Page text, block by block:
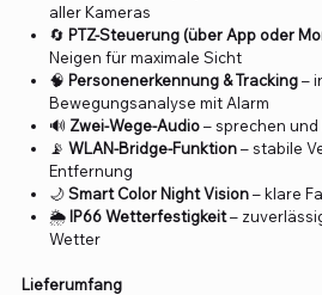
aller Kameras
🔄 PTZ-Steuerung (über App oder
Neigen für maximale Sicht
🧠 Personenerkennung & Tracking–
Bewegungsanalyse mit Alarm
🔊 Zwei-Wege-Audio– sprechen
📡WLAN-Bridge-Funktion– stabile
Entfernung
🌙Smart Color Night Vision– klare
🌦️ IP66 Wetterfestigkeit–
Wetter
Lieferumfang